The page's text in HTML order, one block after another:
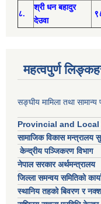
८.
श्री धन बहादुर
देउवा
महत्वपुर्ण
सङ्घीय मामिला तथा
Provincial and
सामाजिक विकास मन्त्रालय
केन्द्रीय पञ्जिकरण विभाग
नेपाल सरकार अर्थमन्त्रालय
जिल्ला समन्वय समितिको
स्थानिय तहको बिवरण र